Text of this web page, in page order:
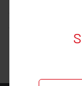
med disse